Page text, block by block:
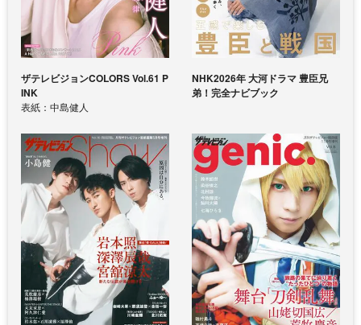
ザテレビジョンCOLORS Vol.61 P
INK
表紙：中島健人
NHK2026年 大河ドラマ 豊臣兄
弟！完全ナビブック